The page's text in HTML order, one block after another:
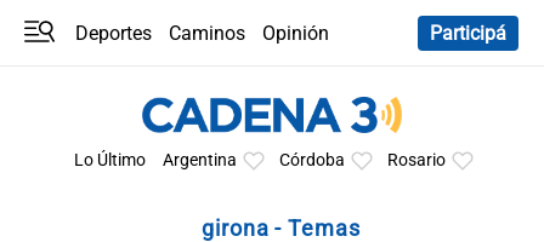
Deportes Caminos
Opinión
Participá
Lo Último Argentina Córdoba Rosario
girona - Temas